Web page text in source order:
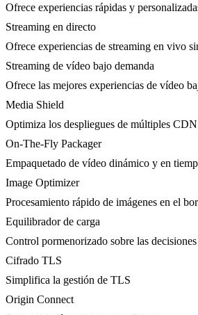
Ofrece experiencias rápidas y
Streaming en directo
Ofrece experiencias de streaming en vivo
Streaming de vídeo bajo demanda
Ofrece las mejores experiencias de vídeo
Media Shield
Optimiza los despliegues de múltiples CDN
On-The-Fly Packager
Empaquetado de vídeo dinámico y en
Image Optimizer
Procesamiento rápido de imágenes en el
Equilibrador de carga
Control pormenorizado sobre las
Cifrado TLS
Simplifica la gestión de TLS
Origin Connect